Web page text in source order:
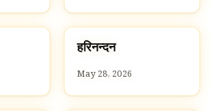
Hह
हरिनन्दन
May 28, 2026